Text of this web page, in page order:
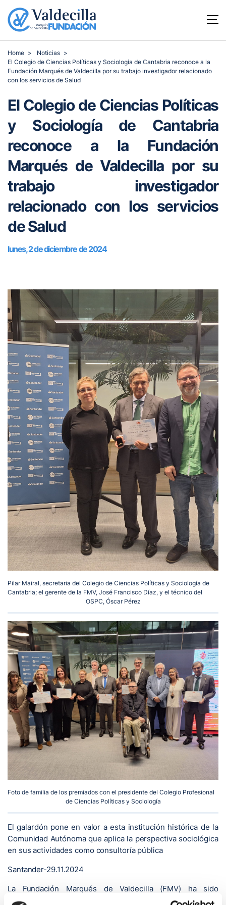
Home
Noticias
El Colegio de Ciencias Políticas y Sociología de Cantabria reconoce a la
Fundación Marqués de Valdecilla por su trabajo investigador relacionado
con los servicios de Salud
El Colegio de Ciencias Políticas
y Sociología de Cantabria
reconoce a la Fundación
Marqués de Valdecilla por su
trabajo investigador
relacionado con los servicios
de Salud
lunes, 2 de diciembre de 2024
Pilar Mairal, secretaria del Colegio de Ciencias Políticas y Sociología de
Cantabria; el gerente de la FMV, José Francisco Díaz, y el técnico del
OSPC, Óscar Pérez
Foto de familia de los premiados con el presidente del Colegio Profesional
de Ciencias Políticas y Sociología
El galardón pone en valor a esta institución histórica de la
Comunidad Autónoma que aplica la perspectiva sociológica
en sus actividades como consultoría pública
Santander-29.11.2024
La Fundación Marqués de Valdecilla (FMV) ha sido
reconocida este viernes por el Colegio Profesional de